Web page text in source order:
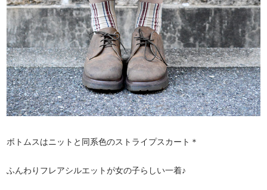
ボトムスはニットと同系色のストライプスカート＊
ふんわりフレアシルエットが女の子らしい一着♪